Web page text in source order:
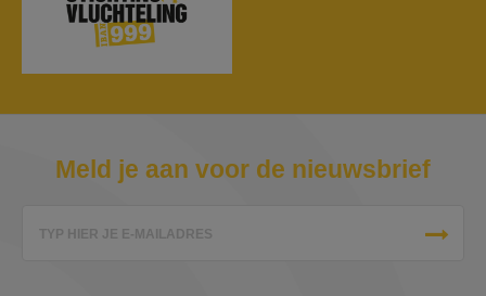
Meld je aan voor de nieuwsbrief
TYP HIER JE E-MAILADRES